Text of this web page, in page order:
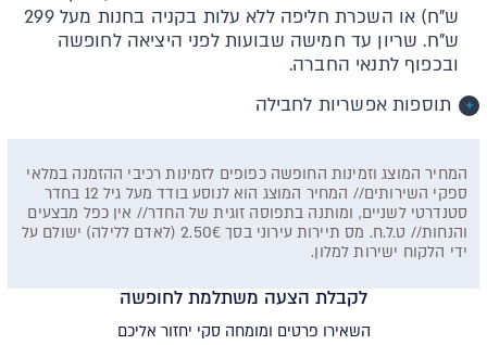
ש"ח) או השכרת חליפה ללא עלות בקניה בחנות מעל 299
ש"ח. שריון עד חמישה שבועות לפני היציאה לחופשה
ובכפוף לתנאי החברה.
תוספות אפשריות לחבילה
המחיר המוצג וזמינות החופשה כפופים לזמינות רכיבי ההזמנה במלאי
ספקי השירותים// המחיר המוצג הוא לנוסע בודד מעל גיל 12 בחדר
סטנדרטי לשניים, ומותנה בתפוסה זוגית של החדר// אין כפל מבצעים
והנחות// ט.ל.ח. מס תיירות עירוני בסך 2.50€ (לאדם ללילה) ישולם על
ידי הלקוח ישירות למלון.
לקבלת הצעה משתלמת לחופשה
השאירו פרטים ומומחה סקי יחזור אליכם